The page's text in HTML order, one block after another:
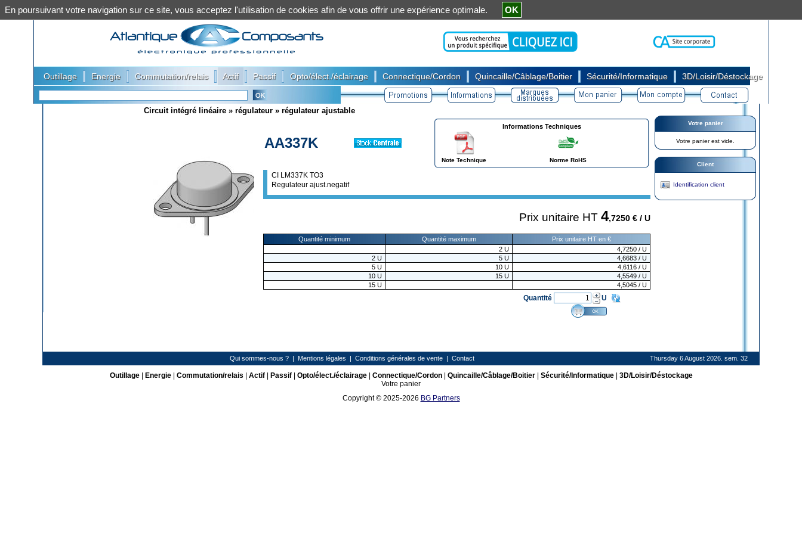
Outillage Energie Commutation/relais Actif Passif Opto/élect./éclairage Connectique/Cordon Quincaille/Câblage/Boitier Sécurité/Informatique 3D/Loisir/Déstockage
Circuit intégré linéaire » régulateur » régulateur ajustable
AA337K
Informations Techniques
Note Technique Norme RoHS
CI LM337K TO3
Regulateur ajust.negatif
Prix unitaire HT 4,7250 € / U
Quantité minimum Quantité maximum
Prix unitaire HT en €
2 U 4,7250 / U
2 U 5 U 4,6683 / U
5 U 10 U 4,6116 / U
10 U 15 U 4,5549 / U
15 U 4,5045 / U
Quantité U
Votre panier
Votre panier est vide.
Client
Identification client
Qui sommes-nous ? | Mentions légales | Conditions générales de vente | Contact Thursday 6 August 2026. sem. 32
Outillage| Energie| Commutation/relais Actif| Passif| Opto/élect./éclairage| Connectique/Cordon| Quincaille/Câblage/Boitier| Sécurité/Informatique| 3D/Loisir/Déstockage
Votre panier
Copyright © 2025-2026 BG Partners
En poursuivant votre navigation sur ce site, vous acceptez l'utilisation de cookies afin de vous offrir une expérience optimale. OK